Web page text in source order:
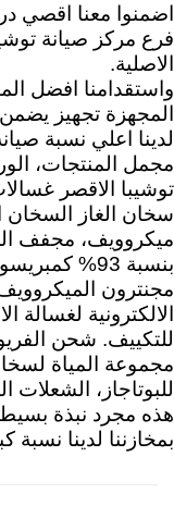
اضمنوا معنا اقصي
فرع مركز صيانة
الاصلية.
واستقدامنا افضل
المجهزة تجهيز يضمن
مجمل المنتجات،
توشيبا الاقصر
سخان الغاز السخان
ميكروويف، مجفف
بنسبة 93%
مجنترون
الالكترونية لغسالة
للتكييف. شحن
مجموعة المياة
للبوتاجاز، الشعلات
هذه مجرد نبذة
بمخازننا لدينا